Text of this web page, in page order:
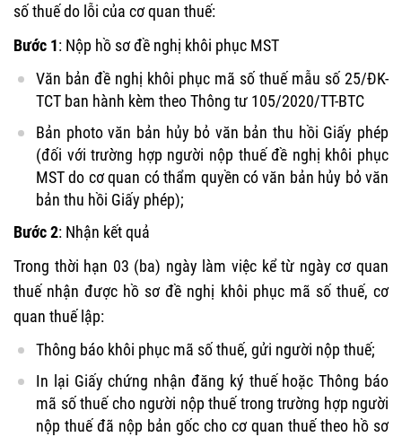
số thuế do lỗi của cơ quan thuế:
Bước 1: Nộp hồ sơ đề nghị khôi phục MST
Văn bản đề nghị khôi phục mã số thuế mẫu số 25/ĐK-
TCT ban hành kèm theo Thông tư 105/2020/TT-BTC
Bản photo văn bản hủy bỏ văn bản thu hồi Giấy phép
(đối với trường hợp người nộp thuế đề nghị khôi phục
MST do cơ quan có thẩm quyền có văn bản hủy bỏ văn
bản thu hồi Giấy phép);
Bước 2: Nhận kết quả
Trong thời hạn 03 (ba) ngày làm việc kể từ ngày cơ quan
thuế nhận được hồ sơ đề nghị khôi phục mã số thuế, cơ
quan thuế lập:
Thông báo khôi phục mã số thuế, gửi người nộp thuế;
In lại Giấy chứng nhận đăng ký thuế hoặc Thông báo
mã số thuế cho người nộp thuế trong trường hợp người
nộp thuế đã nộp bản gốc cho cơ quan thuế theo hồ sơ